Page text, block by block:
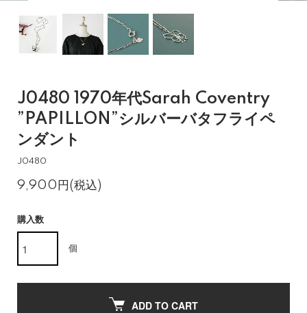
J0480 1970年代Sarah Coventry
”PAPILLON”シルバーバタフライペ
ンダント
J0480
9,900円(税込)
購入数
個
ADD TO CART